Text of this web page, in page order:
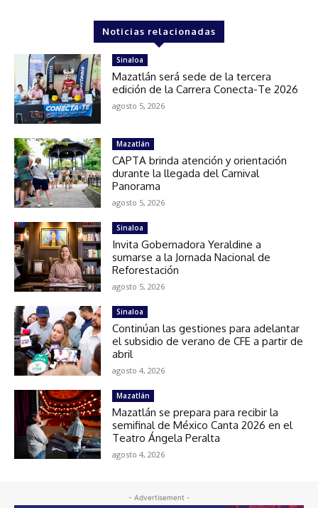
Noticias relacionadas
Sinaloa
Mazatlán será sede de la tercera
edición de la Carrera Conecta-Te 2026
agosto 5, 2026
Mazatlán
CAPTA brinda atención y orientación
durante la llegada del Carnival
Panorama
agosto 5, 2026
Sinaloa
Invita Gobernadora Yeraldine a
sumarse a la Jornada Nacional de
Reforestación
agosto 5, 2026
Sinaloa
Continúan las gestiones para adelantar
el subsidio de verano de CFE a partir de
abril
agosto 4, 2026
Mazatlán
Mazatlán se prepara para recibir la
semifinal de México Canta 2026 en el
Teatro Ángela Peralta
agosto 4, 2026
- Advertisement -